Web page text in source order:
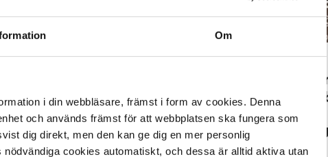
Om
i din webbläsare, främst i form av cookies. Denna
och används främst för att webbplatsen ska fungera som
dig direkt, men den kan ge dig en mer personlig
cookies automatiskt, och dessa är alltid aktiva utan
15 sep 2021 RAPPORT-FUNKTIONSHINDER
Nordic indicators
cooperation on
Monitoring the
implementation of
and Agenda 2030